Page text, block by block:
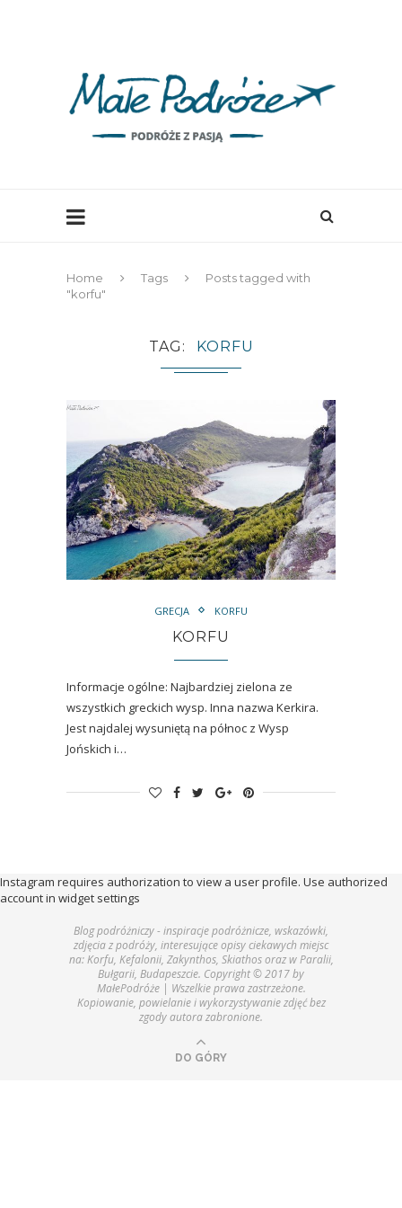
Home Tags
Posts tagged with
"korfu"
TAG KORFU
GRECJA KORFU
KORFU
Informacje ogólne: Najbardziej zielona ze
wszystkich greckich wysp. Inna nazwa Kerkira.
Jest najdalej wysuniętą na północ z Wysp
Jońskich i…
Instagram requires authorization to view a user profile. Use authorized
account in widget settings
Blog podróżniczy - inspiracje podróżnicze, wskazówki,
zdjęcia z podróży, interesujące opisy ciekawych miejsc
na: Korfu, Kefalonii, Zakynthos, Skiathos oraz w Paralii,
Bułgarii, Budapeszcie. Copyright © 2017 by
MałePodróże | Wszelkie prawa zastrzeżone.
Kopiowanie, powielanie i wykorzystywanie zdjęć bez
zgody autora zabronione.
DO GÓRY